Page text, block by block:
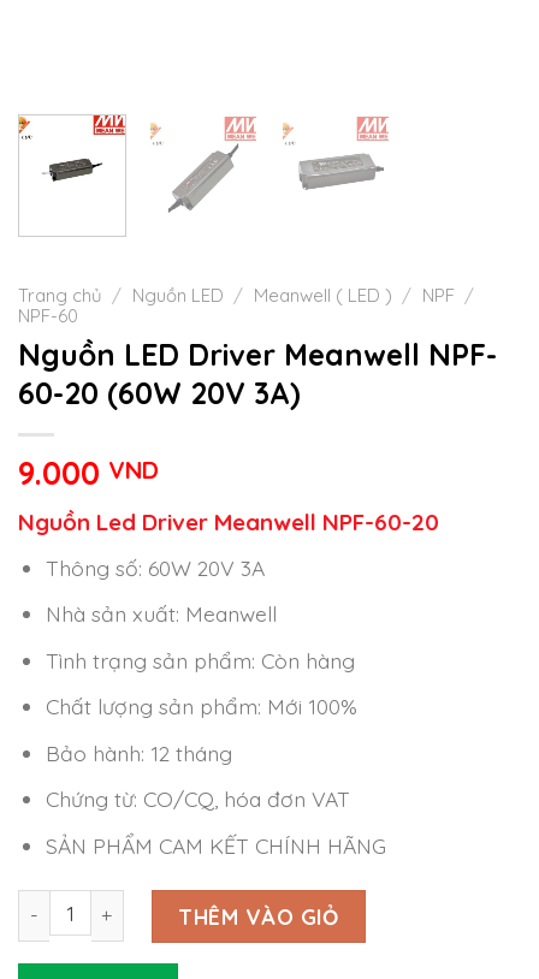
Trang chủ / Nguồn LED / Meanwell ( LED ) / NPF /
NPF-60
Nguồn LED Driver Meanwell NPF-
60-20 (60W 20V 3A)
9.000 VND
Nguồn Led Driver Meanwell NPF-60-20
Thông số: 60W 20V 3A
Nhà sản xuất: Meanwell
Tình trạng sản phẩm: Còn hàng
Chất lượng sản phẩm: Mới 100%
Bảo hành: 12 tháng
Chứng từ: CO/CQ, hóa đơn VAT
SẢN PHẨM CAM KẾT CHÍNH HÃNG
Nguồn LED Driver Meanwell NPF-60-20 (60W 20V 3A) số
THÊM VÀO GIỎ